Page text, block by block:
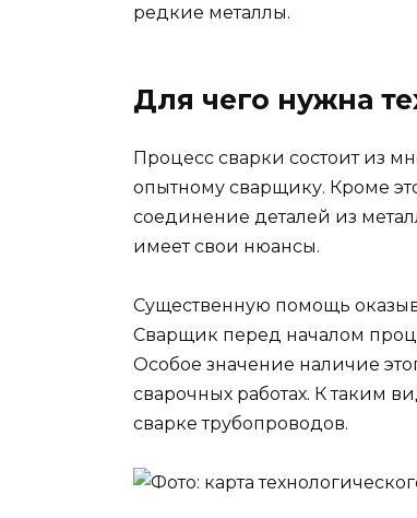
редкие металлы.
Для чего нужна
Процесс сварки состоит из
опытному сварщику. Кроме
соединение деталей из
имеет свои нюансы.
Существенную помощь
Сварщик перед началом
Особое значение наличие
сварочных работах. К таким
сварке трубопроводов.